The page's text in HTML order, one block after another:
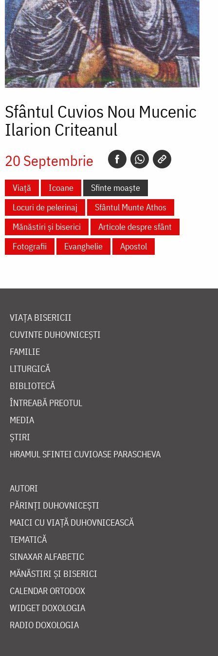
Sfântul Cuvios Nou Mucenic
Ilarion Criteanul
20 Septembrie
Viață Icoane
Sfinte moaște
Locuri de pelerinaj
Sfântul Munte Athos
Mănăstiri și biserici
Articole despre sfânt
Fotografii
Evanghelie Apostol
VIAȚA BISERICII
CUVINTE DUHOVNICEȘTI
FAMILIE
LITURGICĂ
BIBLIOTECĂ
ÎNTREABĂ PREOTUL
MEDIA
ȘTIRI
HRAMUL SFINTEI CUVIOASE PARASCHEVA
AUTORI
PĂRINȚI DUHOVNICEȘTI
MAICI CU VIAȚĂ DUHOVNICEASCĂ
TEMATICĂ
SINAXAR ALFABETIC
MĂNĂSTIRI ȘI BISERICI
CALENDAR ORTODOX
WIDGET DOXOLOGIA
RADIO DOXOLOGIA